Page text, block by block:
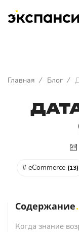
Главная / Блог /
# eCommerce (13)
Содержание
Когда знание